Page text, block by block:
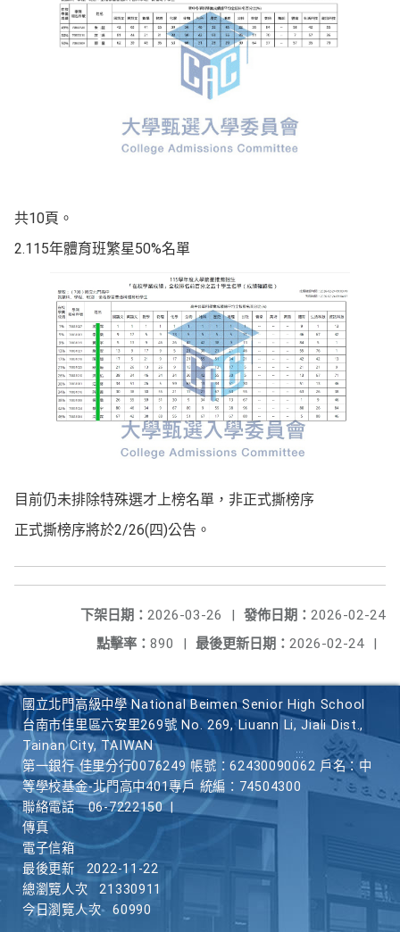
共10頁。
2.115年體育班繁星50%名單
目前仍未排除特殊選才上榜名單，非正式撕榜序
正式撕榜序將於2/26(四)公告。
發佈日期： 2026-02-24
下架日期： 2026-03-26
|
最後更新日期： 2026-02-24 |
點擊率： 890 |
國立北門高級中學 National Beimen Senior High School
台南市佳里區六安里269號 No. 269, Liuann Li, Jiali Dist.,
Tainan City, TAIWAN
第一銀行 佳里分行0076249 帳號：62430090062 戶名：中
等學校基金-北門高中401專戶 統編：74504300
聯絡電話
06-7222150
傳真
電子信箱
最後更新
2022-11-22
總瀏覽人次
21330911
今日瀏覽人次
60990